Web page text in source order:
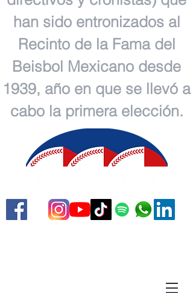
han sido entronizados al
Recinto de la Fama del
Beisbol Mexicano desde
1939, año en que se llevó a
cabo la primera elección.